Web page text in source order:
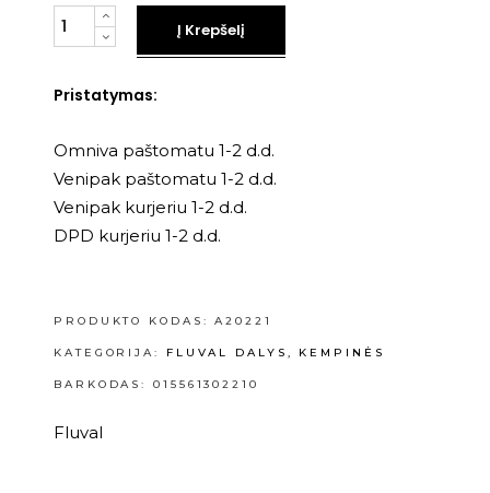
Kiekis
Į Krepšelį
Pristatymas:
Omniva paštomatu 1-2 d.d.
Venipak paštomatu 1-2 d.d.
Venipak kurjeriu 1-2 d.d.
DPD kurjeriu 1-2 d.d.
PRODUKTO KODAS:A20221
KATEGORIJA: FLUVAL DALYS, KEMPINĖS
BARKODAS: 015561302210
Fluval